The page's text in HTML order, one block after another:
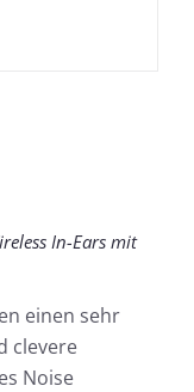
In-Ears mit
einen sehr
clevere
Noise